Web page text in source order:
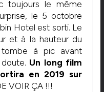
toujours le même
le 5 octobre
Hotel est sorti. Le
et à la hauteur du
tombe à pic avant
Un long film
en 2019 sur
VOIR ÇA !!!